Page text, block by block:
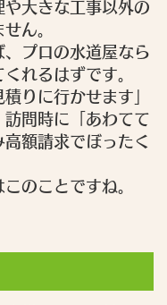
大きな工事以外の
ん。
プロの水道屋なら
れるはずです。
りに行かせます」
問時に「あわてて
額請求でぼったく
のことですね。